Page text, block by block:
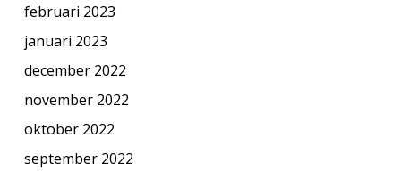
februari 2023
januari 2023
december 2022
november 2022
oktober 2022
september 2022